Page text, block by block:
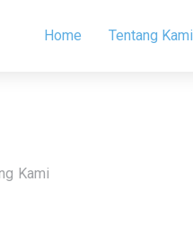
Home Tentang Kami
Kami